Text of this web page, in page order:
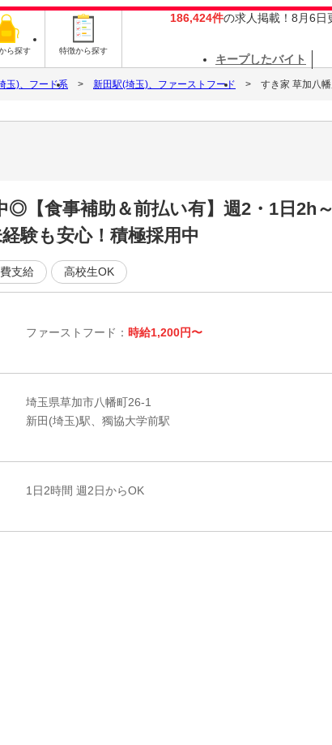
ら探す 特徴から探す
186,424件の求人掲載！8月6日
キープしたバイト
玉)、フード系 新田駅(埼玉)、ファーストフード すき家 草加八
◎【食事補助＆前払い有】週2・1日2h
験も安心！積極採用中
支給 高校生OK
ファーストフード： 時給1,200円〜
埼玉県草加市八幡町26-1
新田(埼玉)駅、獨協大学前駅
1日2時間 週2日からOK